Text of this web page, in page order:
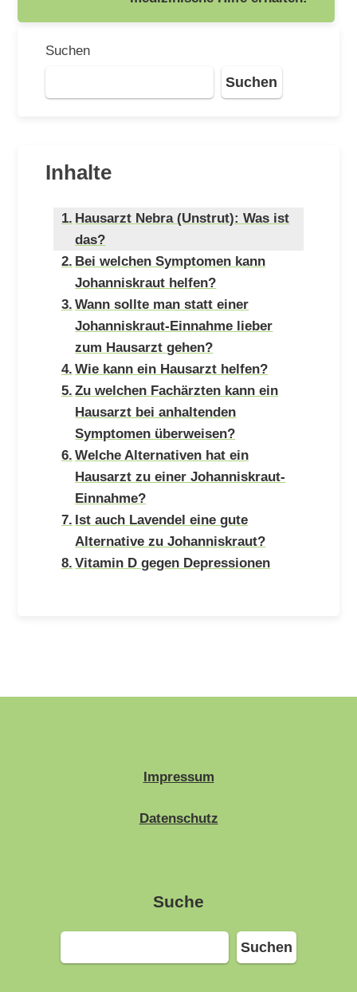
Suchen
Suchen
Inhalte
Hausarzt Nebra (Unstrut): Was ist
das?
Bei welchen Symptomen kann
Johanniskraut helfen?
Wann sollte man statt einer
Johanniskraut-Einnahme lieber
zum Hausarzt gehen?
Wie kann ein Hausarzt helfen?
Zu welchen Fachärzten kann ein
Hausarzt bei anhaltenden
Symptomen überweisen?
Welche Alternativen hat ein
Hausarzt zu einer Johanniskraut-
Einnahme?
Ist auch Lavendel eine gute
Alternative zu Johanniskraut?
Vitamin D gegen Depressionen
Impressum
Datenschutz
Suche
Suchen
Suchen